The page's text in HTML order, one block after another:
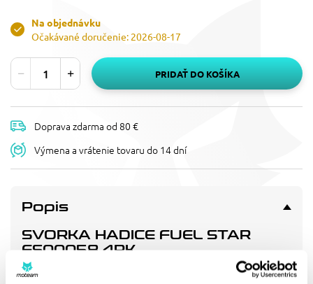
Na objednávku
Očakávané doručenie: 2026-08-17
PRIDAŤ DO KOŠÍKA
Doprava zdarma od 80 €
Výmena a vrátenie tovaru do 14 dní
Popis
SVORKA HADICE FUEL STAR
FS00058 4PK
FS013-0029 Clamp refill kit. Contains 4 wire type clamps